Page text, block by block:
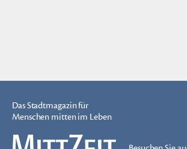
Das Stadtmagazin für
Menschen mitten im Leben